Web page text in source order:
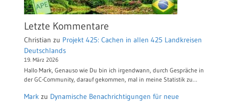
Letzte Kommentare
Christian zu Projekt 425: Cachen in allen 425 Landkreisen
Deutschlands
19. März 2026
Hallo Mark, Genauso wie Du bin ich irgendwann, durch Gespräche in
der GC-Community, darauf gekommen, mal in meine Statistik zu…
Mark zu Dynamische Benachrichtigungen für neue